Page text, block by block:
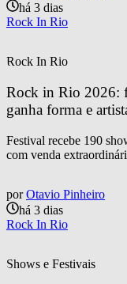
há 3 dias
Rock In Rio
Rock In Rio
Rock in Rio 2026:
ganha forma e
Festival recebe 190
com venda
por Otavio Pinheiro
há 3 dias
Rock In Rio
Shows e Festivais